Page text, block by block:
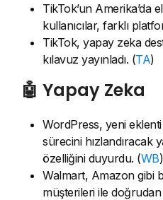
TikTok’un Amerika’da
kullanıcılar, farklı
TikTok, yapay zeka
kılavuz yayınladı. (TA)
🤖 Yapay Zeka
WordPress, yeni
sürecini hızlandıracak
özelliğini duyurdu. (WB)
Walmart, Amazon gibi
müşterileri ile